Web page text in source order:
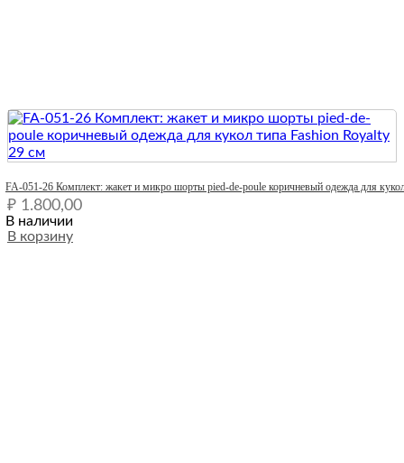
FA-051-26 Комплект: жакет и микро шорты pied-de-poule коричневый одежда для
₽ 1.800,00
В наличии
В корзину